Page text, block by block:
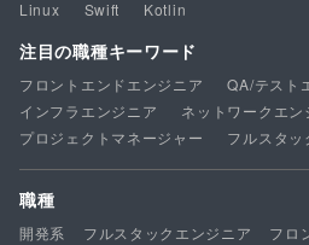
Linux
Swift Kotlin
注目の職種キーワード
フロントエンドエンジニア
QA/テスト
インフラエンジニア
ネットワークエン
プロジェクトマネージャー
フルスタッ
職種
開発系 フルスタックエンジニア フロ